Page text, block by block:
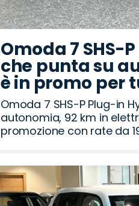
Omoda 7 SHS-
che punta su
è in promo per
Omoda 7 SHS-P Plug-in
autonomia, 92 km in
promozione con rate da